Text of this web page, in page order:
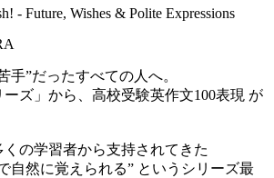
- Future, Wishes & Polite Expressions
手”だったすべての人へ。
ーズ」から、高校受験英作文100表現 が
の学習者から支持されてきた
自然に覚えられる” というシリーズ最